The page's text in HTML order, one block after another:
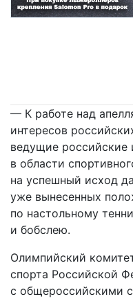
— К работе над
интересов
ведущие российские
в области
на успешный исход
уже вынесенных
по настольному
и бобслею.
Олимпийский
спорта Российской
с общероссийскими